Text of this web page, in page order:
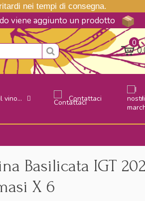
nei tempi di consegna.
viene aggiunto un prodotto
0
vino... Contattaci
Basilicata IGT
X 6